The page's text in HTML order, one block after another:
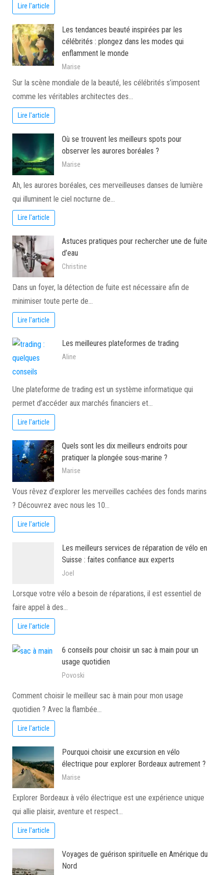
Lire l'article
Les tendances beauté inspirées par les
célébrités : plongez dans les modes qui
enflamment le monde
Marise
Sur la scène mondiale de la beauté, les célébrités s’imposent
comme les véritables architectes des…
Lire l'article
Où se trouvent les meilleurs spots pour
observer les aurores boréales ?
Marise
Ah, les aurores boréales, ces merveilleuses danses de lumière
qui illuminent le ciel nocturne de…
Lire l'article
Astuces pratiques pour rechercher une de fuite
d’eau
Christine
Dans un foyer, la détection de fuite est nécessaire afin de
minimiser toute perte de…
Lire l'article
Les meilleures plateformes de trading
Aline
Une plateforme de trading est un système informatique qui
permet d’accéder aux marchés financiers et…
Lire l'article
Quels sont les dix meilleurs endroits pour
pratiquer la plongée sous-marine ?
Marise
Vous rêvez d’explorer les merveilles cachées des fonds marins
? Découvrez avec nous les 10…
Lire l'article
Les meilleurs services de réparation de vélo en
Suisse : faites confiance aux experts
Joel
Lorsque votre vélo a besoin de réparations, il est essentiel de
faire appel à des…
Lire l'article
6 conseils pour choisir un sac à main pour un
usage quotidien
Povoski
Comment choisir le meilleur sac à main pour mon usage
quotidien ? Avec la flambée…
Lire l'article
Pourquoi choisir une excursion en vélo
électrique pour explorer Bordeaux autrement ?
Marise
Explorer Bordeaux à vélo électrique est une expérience unique
qui allie plaisir, aventure et respect…
Lire l'article
Voyages de guérison spirituelle en Amérique du
Nord